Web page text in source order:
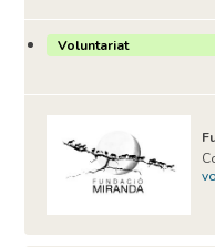
Voluntariat